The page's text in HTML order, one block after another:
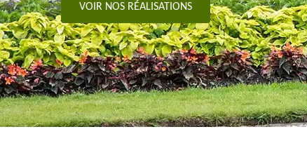
VOIR NOS RÉALISATIONS